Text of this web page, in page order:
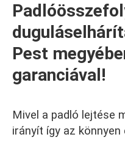
Pest
garanciával!
Mivel a padló lejtése
irányít így az könnyen